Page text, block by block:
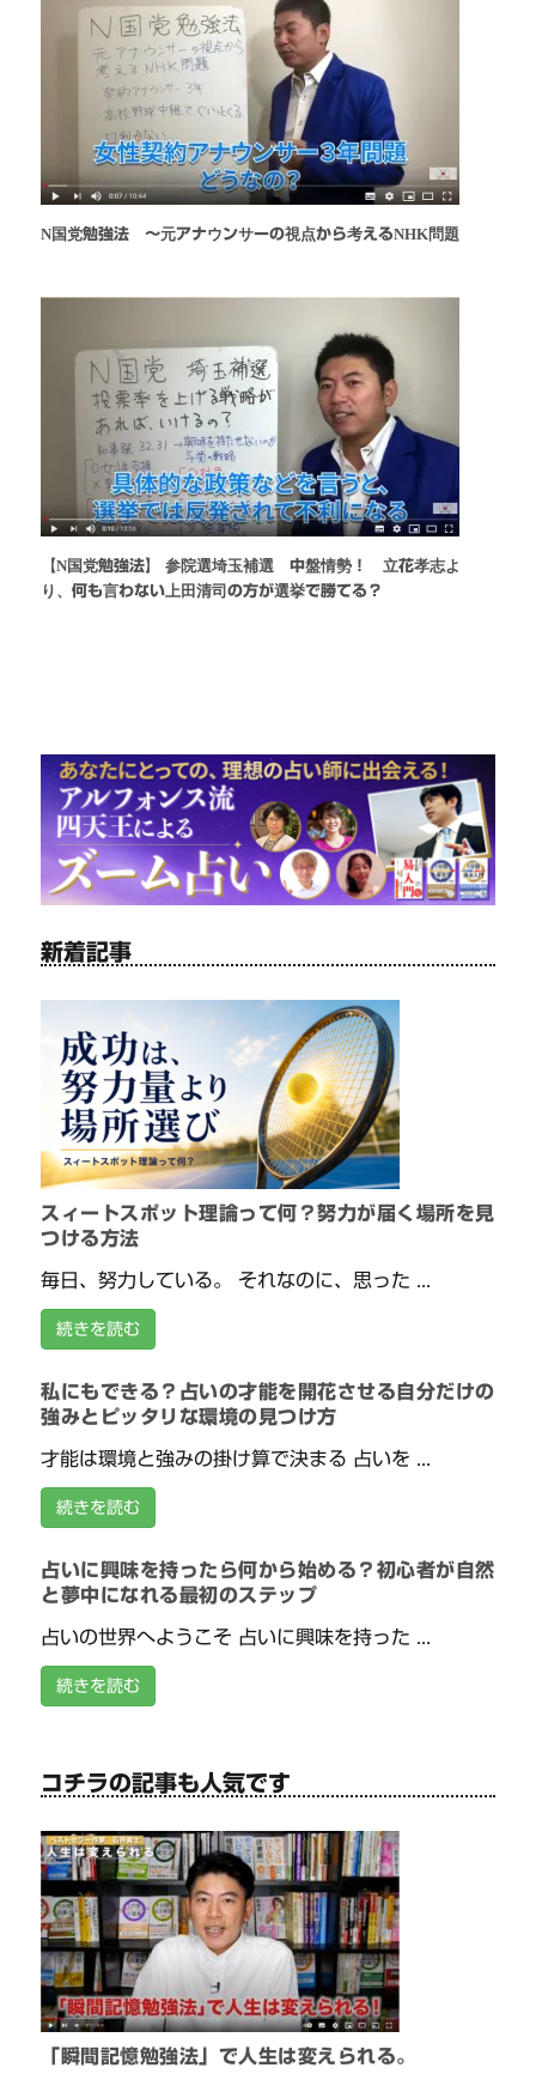
N国党勉強法 〜元アナウンサーの視点から考えるNHK問題
【N国党勉強法】 参院選埼玉補選 中盤情勢！ 立花孝志よ
り、何も言わない上田清司の方が選挙で勝てる？
新着記事
スィートスポット理論って何？努力が届く場所を見
つける方法
毎日、努力している。 それなのに、思った ...
続きを読む
私にもできる？占いの才能を開花させる自分だけの
強みとピッタリな環境の見つけ方
才能は環境と強みの掛け算で決まる 占いを ...
続きを読む
占いに興味を持ったら何から始める？初心者が自然
と夢中になれる最初のステップ
占いの世界へようこそ 占いに興味を持った ...
続きを読む
コチラの記事も人気です
「瞬間記憶勉強法」で人生は変えられる。